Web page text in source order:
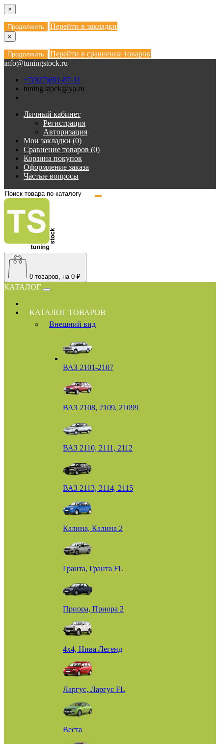
×
Продолжить Перейти в закладки
×
Продолжить
Перейти в сравнение товаров
info@tuningstock.ru
+7(927)691-87-11
tuning.stock@ya.ru
Личный кабинет
Регистрация
Авторизация
Мои закладки (0)
Сравнение товаров (0)
Корзина покупок
Оформление заказа
Частые вопросы
0 товаров, на 0 ₽
КАТАЛОГ
КАТАЛОГ ТОВАРОВ
Внешний вид
ВАЗ 2101-2107
ВАЗ 2108, 2109, 21099
ВАЗ 2110, 2111, 2112
ВАЗ 2113, 2114, 2115
Калина, Калина 2
Гранта, Гранта FL
Приора, Приора 2
4х4, Нива Легенд
Ларгус, Ларгус FL
Веста